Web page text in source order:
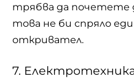
трябва да почетете
това не би спряло
откривател.
7.